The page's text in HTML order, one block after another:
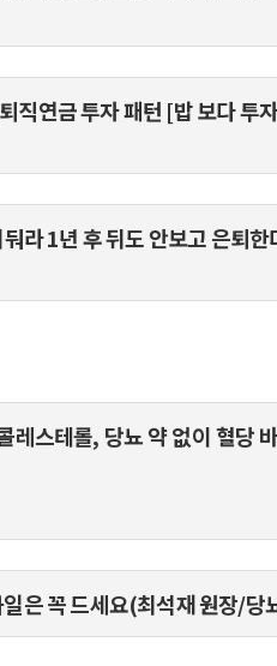
직연금 투자 패턴 [밥 보다 투
라 1년 후 뒤도 안보고 은퇴한
스테롤, 당뇨 약 없이 혈당
은 꼭 드세요(최석재 원장/당